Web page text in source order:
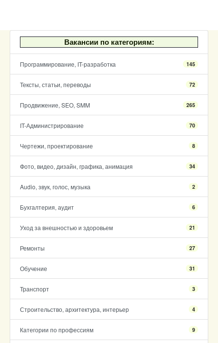
Вакансии по категориям:
Программирование, IT-разработка 145
Тексты, статьи, переводы 72
Продвижение, SEO, SMM 265
IT-Администрирование 70
Чертежи, проектирование 8
Фото, видео, дизайн, графика, анимация 34
Audio, звук, голос, музыка 2
Бухгалтерия, аудит 6
Уход за внешностью и здоровьем 21
Ремонты 27
Обучение 31
Транспорт 3
Строительство, архитектура, интерьер 4
Категории по профессиям 9